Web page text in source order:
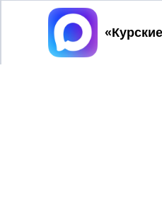
Принять